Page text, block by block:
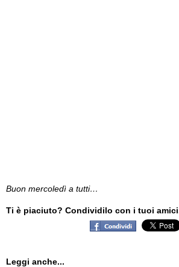
Buon mercoledì a tutti…
Ti è piaciuto? Condividilo con i tuoi
Leggi anche...